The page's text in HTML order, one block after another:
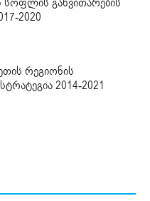
2020
რეგიონის
2014-2021